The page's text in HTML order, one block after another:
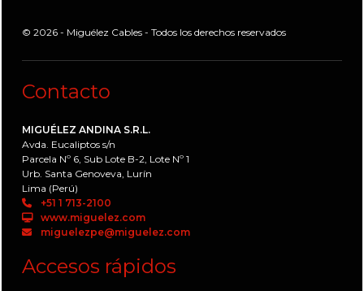
© 2026 - Miguélez Cables - Todos los derechos reservados
Contacto
MIGUÉLEZ ANDINA S.R.L.
Avda. Eucaliptos s/n
Parcela Nº 6, Sub Lote B-2, Lote Nº 1
Urb. Santa Genoveva, Lurín
Lima (Perú)
+51 1 713-2100
www.miguelez.com
miguelezpe@miguelez.com
Accesos rápidos